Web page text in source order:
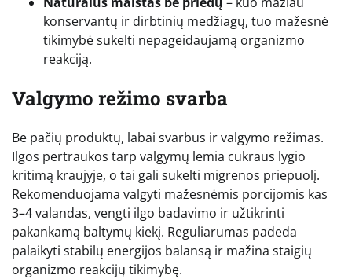
konservantų ir dirbtinių medžiagų, tuo mažesnė
tikimybė sukelti nepageidaujamą organizmo
reakciją.
Valgymo režimo svarba
Be pačių produktų, labai svarbus ir valgymo režimas.
Ilgos pertraukos tarp valgymų lemia cukraus lygio
kritimą kraujyje, o tai gali sukelti migrenos priepuolį.
Rekomenduojama valgyti mažesnėmis porcijomis kas
3–4 valandas, vengti ilgo badavimo ir užtikrinti
pakankamą baltymų kiekį. Reguliarumas padeda
palaikyti stabilų energijos balansą ir mažina staigių
organizmo reakcijų tikimybę.